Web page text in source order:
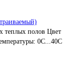
теплых полов Цвет
0С...40С